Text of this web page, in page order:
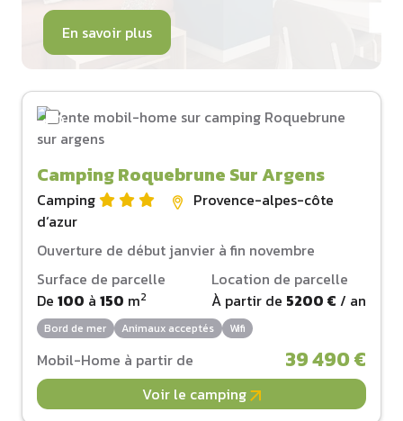
En savoir plus
Camping Roquebrune Sur Argens
Camping
Provence-alpes-côte
d‘azur
Ouverture de début janvier à fin novembre
Surface de parcelle
De 100 à 150 m2
Location de parcelle
À partir de 5200 € / an
Bord de mer Animaux acceptés Wifi
Mobil-Home à partir de 39 490 €
Voir le camping